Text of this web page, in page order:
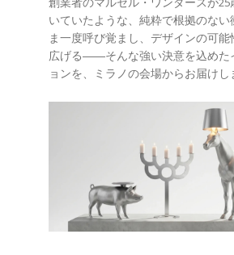
創業者のマルセル・ワンダースが
いていたような、純粋で根拠のな
ま一度呼び覚まし、デザインの可
広げる――そんな強い決意を込めた
ョンを、ミラノの会場からお届けし